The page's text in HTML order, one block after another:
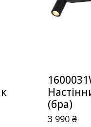
(бра)
3 990₴